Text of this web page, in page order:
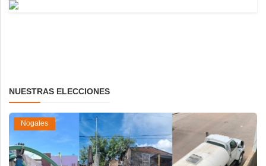
NUESTRAS ELECCIONES
Nogales